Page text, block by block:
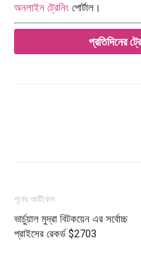
অনলাইন ট্রেনিং পোর্টাল।
প্রতিদিনের
পূর্বের আর্টিকেল
ভার্চুয়াল মুদ্রা বিটকয়েন এর সর্বোচ্চ
প্রাইসের রেকর্ড $2703